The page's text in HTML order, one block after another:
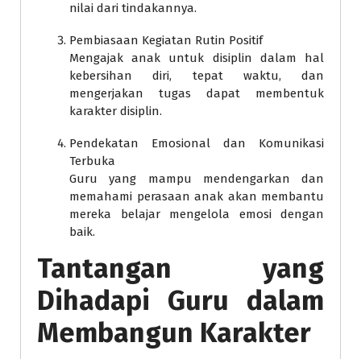
nilai dari tindakannya.
Pembiasaan Kegiatan Rutin Positif
Mengajak anak untuk disiplin dalam hal
kebersihan diri, tepat waktu, dan
mengerjakan tugas dapat membentuk
karakter disiplin.
Pendekatan Emosional dan Komunikasi
Terbuka
Guru yang mampu mendengarkan dan
memahami perasaan anak akan membantu
mereka belajar mengelola emosi dengan
baik.
Tantangan yang
Dihadapi Guru dalam
Membangun Karakter